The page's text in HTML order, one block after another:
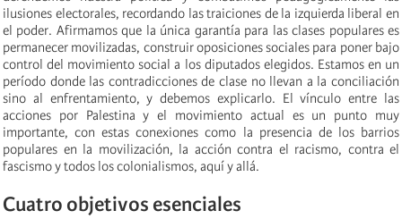
ilusiones electorales, recordando las traiciones de la izquierda liberal en
el poder. Afirmamos que la única garantía para las clases populares es
permanecer movilizadas, construir oposiciones sociales para poner bajo
control del movimiento social a los diputados elegidos. Estamos en un
período donde las contradicciones de clase no llevan a la conciliación
sino al enfrentamiento, y debemos explicarlo. El vínculo entre las
acciones por Palestina y el movimiento actual es un punto muy
importante, con estas conexiones como la presencia de los barrios
populares en la movilización, la acción contra el racismo, contra el
fascismo y todos los colonialismos, aquí y allá.
Cuatro objetivos esenciales